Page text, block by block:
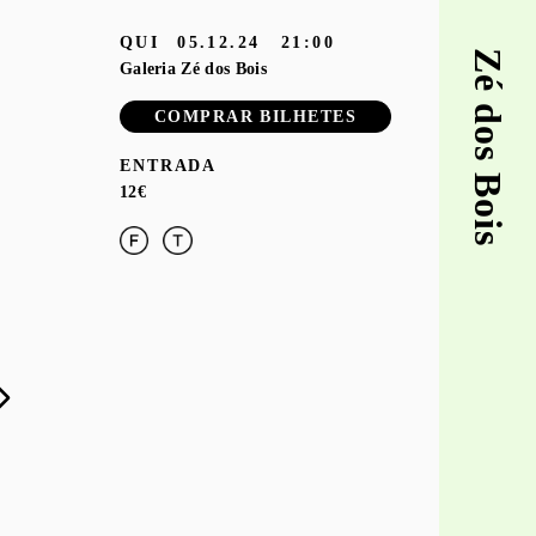
Zé dos Bois
QUI 05.12.24
21:00
Galeria Zé dos Bois
COMPRAR BILHETES
ENTRADA
12€